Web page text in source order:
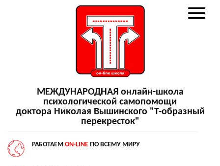
МЕЖДУНАРОДНАЯ онлайн-школа
психологической самопомощи
доктора Николая Вышинского "Т-образный
перекресток"
РАБОТАЕМ ON-LINE ПО ВСЕМУ МИРУ